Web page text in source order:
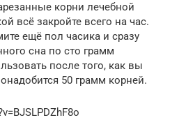
корни лечебной
всё закройте всего на час.
ещё пол часика и сразу
сна по сто грамм
после того, как вы
50 грамм корней.